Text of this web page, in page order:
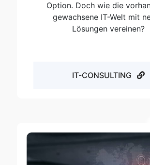
Option. Doch wie die
gewachsene IT-Welt mit
Lösungen vereinen?
IT-CONSULTING